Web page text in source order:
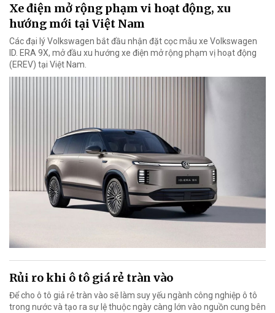
Xe điện mở rộng phạm vi hoạt động, xu
hướng mới tại Việt Nam
Các đại lý Volkswagen bắt đầu nhận đặt cọc mẫu xe Volkswagen
ID. ERA 9X, mở đầu xu hướng xe điện mở rộng phạm vị hoạt động
(EREV) tại Việt Nam.
Rủi ro khi ô tô giá rẻ tràn vào
Để cho ô tô giả rẻ tràn vào sẽ làm suy yếu ngành công nghiệp ô tô
trong nước và tạo ra sự lệ thuộc ngày càng lớn vào nguồn cung bên